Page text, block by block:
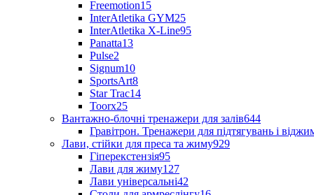
Freemotion15
InterAtletika GYM25
InterAtletika X-Line95
Panatta13
Pulse2
Signum10
SportsArt8
Star Trac14
Toorx25
Вантажно-блочні тренажери для залів644
Гравітрон. Тренажери для підтягувань і
Лави, стійки для преса та жиму929
Гіперекстензія95
Лави для жиму127
Лави універсальні42